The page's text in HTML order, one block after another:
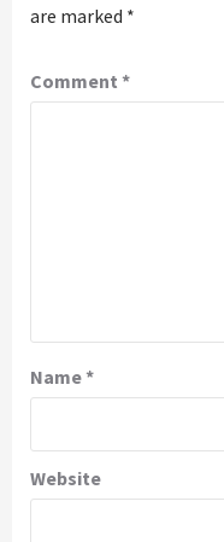
are marked *
Comment *
Name*
Website